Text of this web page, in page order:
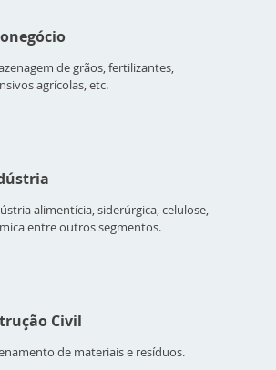
de grãos, fertilizantes,
agrícolas, etc.
alimentícia, siderúrgica, celulose,
entre outros segmentos.
Civil
de materiais e resíduos.